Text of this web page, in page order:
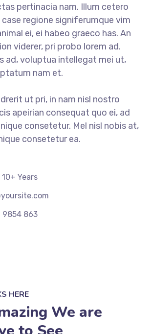
pertinacia nam. Illum cetero
regione signiferumque vim
ei, ei habeo graeco has. An
viderer, pri probo lorem ad.
ad, voluptua intellegat mei ut,
nam et.
ut pri, in nam nisl nostro
apeirian consequat quo ei, ad
consetetur. Mel nisl nobis at,
consetetur ea.
10+ Years
9854 863
HERE
We are